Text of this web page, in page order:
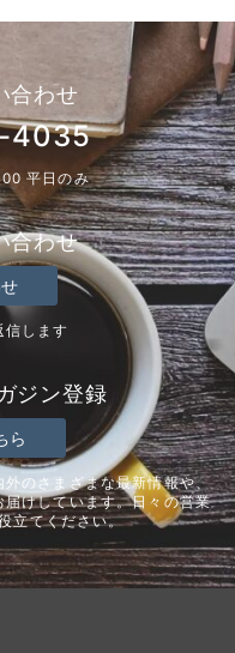
合わせ
4035
平日のみ
合わせ
信します
ジン登録
ら
のさまざまな最新情報や、
けしています。日々の営業
立てください。